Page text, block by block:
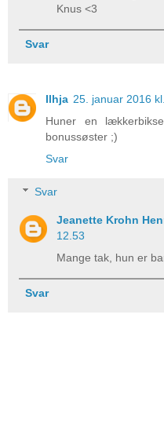
Knus <3
Svar
Ilhja 25. januar 2016
Huner en
bonussøster ;)
Svar
Svar
Jeanette Krohn
12.53
Mange tak, hun er
Svar